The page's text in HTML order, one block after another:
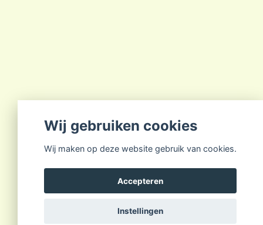
Wij gebruiken cookies
Wij maken op deze website gebruik van cookies.
Accepteren
Instellingen